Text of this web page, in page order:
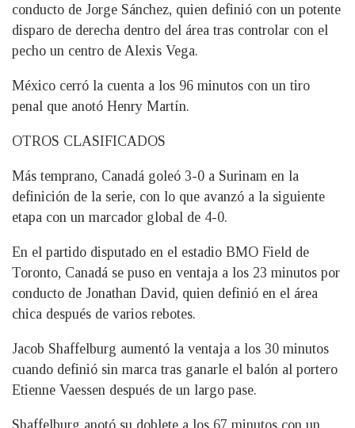
conducto de Jorge Sánchez, quien definió con un potente
disparo de derecha dentro del área tras controlar con el
pecho un centro de Alexis Vega.
México cerró la cuenta a los 96 minutos con un tiro
penal que anotó Henry Martín.
OTROS CLASIFICADOS
Más temprano, Canadá goleó 3-0 a Surinam en la
definición de la serie, con lo que avanzó a la siguiente
etapa con un marcador global de 4-0.
En el partido disputado en el estadio BMO Field de
Toronto, Canadá se puso en ventaja a los 23 minutos por
conducto de Jonathan David, quien definió en el área
chica después de varios rebotes.
Jacob Shaffelburg aumentó la ventaja a los 30 minutos
cuando definió sin marca tras ganarle el balón al portero
Etienne Vaessen después de un largo pase.